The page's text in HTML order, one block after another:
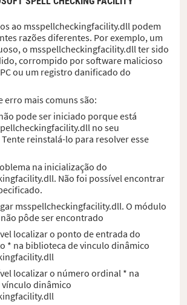
ao msspellcheckingfacility.dll podem
razões diferentes. Por exemplo, um
o msspellcheckingfacility.dll ter sido
corrompido por software malicioso
ou um registro danificado do
erro mais comuns são:
pode ser iniciado porque está
no seu
reinstalá-lo para resolver esse
na inicialização do
Não foi possível encontrar
msspellcheckingfacility.dll. O módulo
pôde ser encontrado
localizar o ponto de entrada do
* na biblioteca de vinculo dinâmico
localizar o número ordinal * na
dinâmico